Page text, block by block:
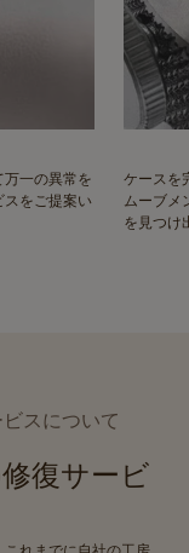
一の異常を
スをご提案い
ケースを
ムーブメ
を見つけ
スについて
復サービ